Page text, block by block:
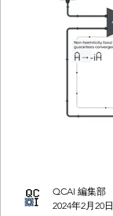
QCAI 編集部
2024年2月20日